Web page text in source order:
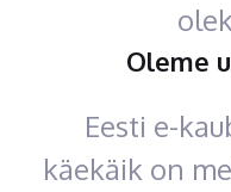
Oleme
Eesti e-
käekäik on